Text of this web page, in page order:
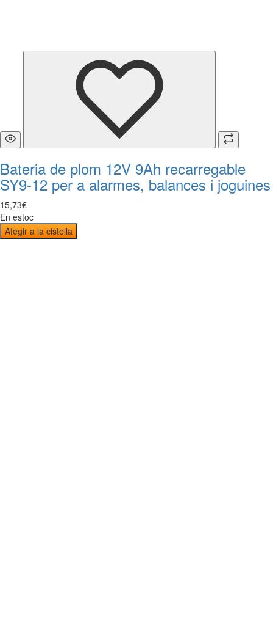
Bateria de plom 12V 9Ah recarregable
SY9-12 per a alarmes, balances i joguines
15,73€
En estoc
Afegir a la cistella